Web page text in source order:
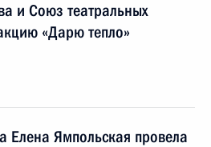
и Союз театральных
«Дарю тепло»
Елена Ямпольская провела